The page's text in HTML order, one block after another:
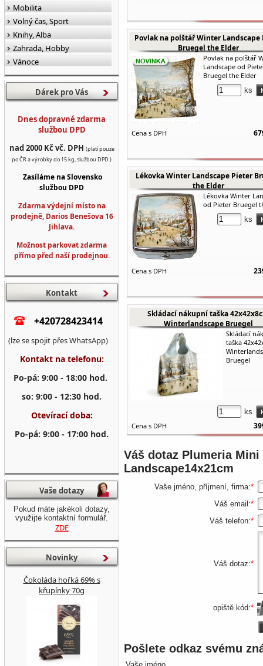
Povlak na polštář Winter Landscape
Bruegel the Elder
Povlak na polštář
Landscape od
Bruegel the Elder
ks
Cena s DPH
Lékovka Winter Landscape Pieter
the Elder
Lékovka Winter
od Pieter Bruegel
ks
Cena s DPH
Skládací nákupní taška
Winterlandscape Bruegel
Skládací
taška
Bruegel
ks
Cena s DPH
Váš dotaz Plumeria
Landscape14x21cm
Vaše jméno, příjmení, firma:*
Váš email:*
Váš telefon:*
Váš dotaz:*
opiště kód:*
Pošlete odkaz svému
Mobilita
Volný čas, Sport
Knihy, Alba
Zahrada, Hobby
Vánoce
Dárek pro Vás
Dnes dopravné zdarma
službou DPD
nad 2000 Kč vč. DPH (platí pouze
po ČR a výrobky do 15 kg, službou DPD.)
Zasíláme na Slovensko
službou DPD
Zdarma výdejní místo na
prodejně, Darios Benešova 16
Jihlava.
Možnost parkovat zdarma
přímo před naší prodejnou.
Kontakt
+420728423414
(lze se spojit přes WhatsApp)
Kontakt na telefonu:
Po-pá: 9:00 - 18:00 hod.
so: 9:00 - 12:30 hod.
Otevírací doba:
Po-pá: 9:00 - 17:00 hod.
Vaše dotazy
Pokud máte jakékoli dotazy,
využijte kontaktní formulář.
ZDE
Novinky
Čokoláda hořká 69% s
křupínky 70g